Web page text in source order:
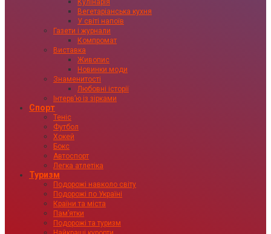
Кулінарія
Вегетаріанська кухня
У світі напоїв
Газети і журнали
Компромат
Виставка
Живопис
Новинки моди
Знаменитості
Любовні історії
Інтервʼю із зірками
Спорт
Теніс
Футбол
Хокей
Бокс
Автоспорт
Легка атлетіка
Туризм
Подорожі навколо світу
Подорожі по Україні
Країни та міста
Пам’ятки
Подорожі та туризм